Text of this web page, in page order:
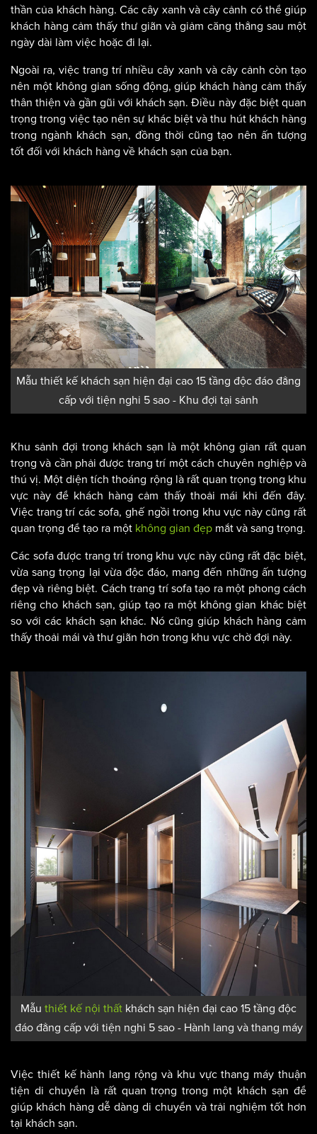
thần của khách hàng. Các cây xanh và cây cảnh có thể giúp
khách hàng cảm thấy thư giãn và giảm căng thẳng sau một
ngày dài làm việc hoặc đi lại.
Ngoài ra, việc trang trí nhiều cây xanh và cây cảnh còn tạo
nên một không gian sống động, giúp khách hàng cảm thấy
thân thiện và gần gũi với khách sạn. Điều này đặc biệt quan
trọng trong việc tạo nên sự khác biệt và thu hút khách hàng
trong ngành khách sạn, đồng thời cũng tạo nên ấn tượng
tốt đối với khách hàng về khách sạn của bạn.
Mẫu thiết kế khách sạn hiện đại cao 15 tầng độc đáo đẳng
cấp với tiện nghi 5 sao - Khu đợi tại sảnh
Khu sảnh đợi trong khách sạn là một không gian rất quan
trọng và cần phải được trang trí một cách chuyên nghiệp và
thú vị. Một diện tích thoáng rộng là rất quan trọng trong khu
vực này để khách hàng cảm thấy thoải mái khi đến đây.
Việc trang trí các sofa, ghế ngồi trong khu vực này cũng rất
quan trọng để tạo ra một không gian đẹp mắt và sang trọng.
Các sofa được trang trí trong khu vực này cũng rất đặc biệt,
vừa sang trọng lại vừa độc đáo, mang đến những ấn tượng
đẹp và riêng biệt. Cách trang trí sofa tạo ra một phong cách
riêng cho khách sạn, giúp tạo ra một không gian khác biệt
so với các khách sạn khác. Nó cũng giúp khách hàng cảm
thấy thoải mái và thư giãn hơn trong khu vực chờ đợi này.
Mẫu thiết kế nội thất khách sạn hiện đại cao 15 tầng độc
đáo đẳng cấp với tiện nghi 5 sao - Hành lang và thang máy
Việc thiết kế hành lang rộng và khu vực thang máy thuận
tiện di chuyển là rất quan trọng trong một khách sạn để
giúp khách hàng dễ dàng di chuyển và trải nghiệm tốt hơn
tại khách sạn.